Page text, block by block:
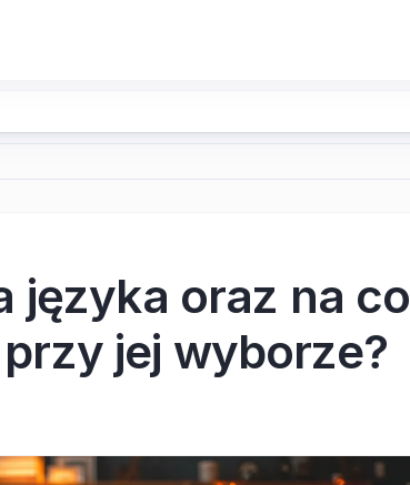
języka oraz na co
jej wyborze?